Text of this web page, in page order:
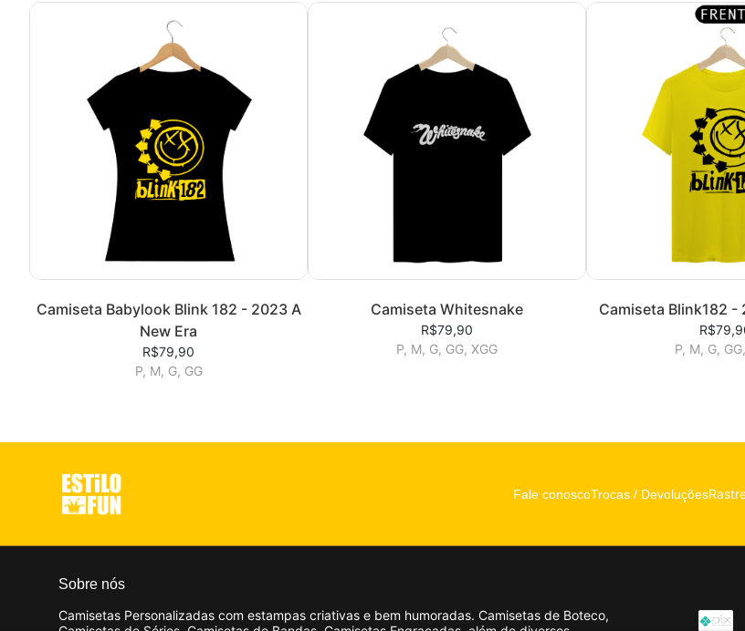
Camiseta Babylook Blink 182 - 2023 A
New Era
R$79,90
P, M, G, GG
Camiseta Whitesnake
R$79,90
P, M, G, GG, XGG
Camiseta Blink182 -
P, M, G,
Fale conoscoTrocas / Devoluções
Sobre nós
Camisetas Personalizadas com estampas criativas e bem humoradas. Camisetas de Boteco,